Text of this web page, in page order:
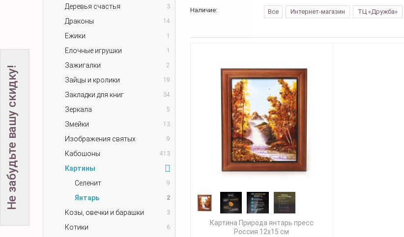
Деревья счастья 3
Драконы 14
Ежики 1
Елочные игрушки 1
Зажигалки 2
Зайцы и кролики 19
Закладки для книг 34
Зеркала 5
Змейки 13
Изображения святых 9
Кабошоны 413
Картины
Селенит
9
Янтарь 2
Козы, овечки и барашки 3
Котики 6
Наличие: Все Интернет-магазин ТЦ «Дружба»
Картина Природа янтарь пресс
Россия 12х15 см
Не забудьте вашу скидку!